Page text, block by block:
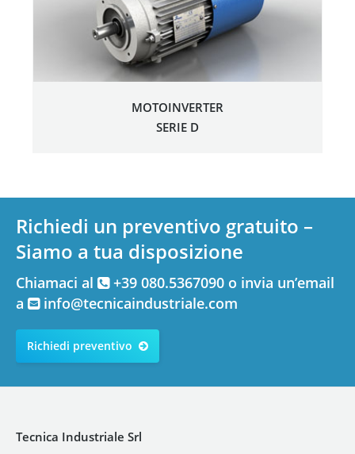
MOTOINVERTER
SERIE D
Richiedi un preventivo gratuito –
Siamo a tua disposizione
Chiamaci al
+39 080.5367090 o invia un’email
a
info@tecnicaindustriale.com
Richiedi preventivo
Tecnica Industriale Srl